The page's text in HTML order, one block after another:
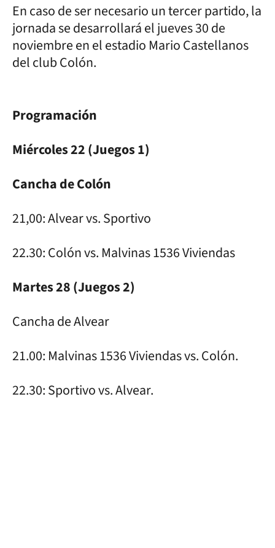
En caso de ser necesario un tercer partido, la
jornada se desarrollará el jueves 30 de
noviembre en el estadio Mario Castellanos
del club Colón.
Programación
Miércoles 22 (Juegos 1)
Cancha de Colón
21,00: Alvear vs. Sportivo
22.30: Colón vs. Malvinas 1536 Viviendas
Martes 28 (Juegos 2)
Cancha de Alvear
21.00: Malvinas 1536 Viviendas vs. Colón.
22.30: Sportivo vs. Alvear.